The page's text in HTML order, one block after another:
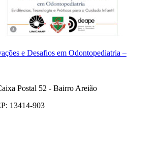
e Desafios em Odontopediatria –
Postal 52 - Bairro Areião
13414-903